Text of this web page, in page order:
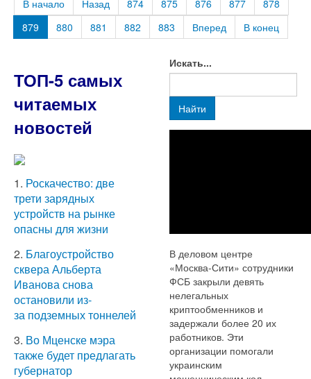
В начало Назад 874 875 876 877
878
879
880 881 882 883 Вперед В конец
ТОП-5 самых
читаемых
новостей
1. Роскачество: две
трети зарядных
устройств на рынке
опасны для жизни
2. Благоустройство
сквера Альберта
Иванова снова
остановили из-
за подземных тоннелей
3. Во Мценске мэра
также будет предлагать
губернатор
Искать...
Найти
В деловом центре
«Москва-Сити» сотрудники
ФСБ закрыли девять
нелегальных
криптообменников и
задержали более 20 их
работников. Эти
организации помогали
украинским